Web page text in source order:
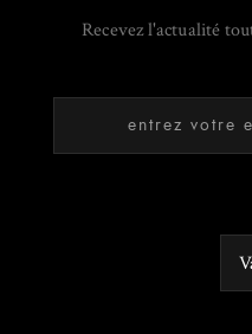
Recevez l'actualité